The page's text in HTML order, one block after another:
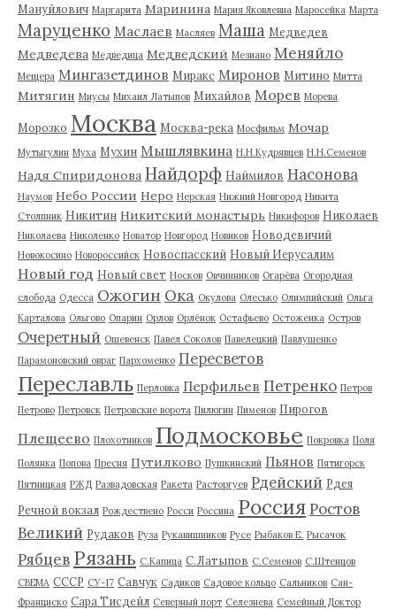
Мануйлович Маргарита Маринина Мария Яковлевна Маросейка Марта
Маруценко Маслаев Масляев Маша Медведев
Медведева Медведица Медведский Мезиано Меняйло
Мещера Мингазетдинов Миракс Миронов Митино Митта
Митягин Миусы Михаил Латыпов Михайлов Морев Морева
Морозко Москва Москва-река Мосфильм Мочар
Мутыгулин Муха Мухин Мышлявкина Н.Н.Кудрявцев Н.Н.Семенов
Надя Спиридонова Найдорф Наймилов Насонова
Наумов Небо России Неро Нерская Нижний Новгород Никита
Столпник Никитин Никитский монастырь Никифоров Николаев
Николаева Николенко Новатор Новгород Новиков Новодевичий
Новокосино Новороссийск Новоспасский Новый Иерусалим
Новый год Новый свет Носков Овчинников Огарёва Огородная
слобода Одесса Ожогин Ока Окулова Олесько Олимпийский Ольга
Карталова Ольгово Опарин Орлов Орлёнок Остафьево Остоженка Остров
Очеретный Ошевенск Павел Соколов Павелецкий Павлушенко
Парамоновский овраг Пархоменко Пересветов
Переславль Перловка Перфильев Петренко Петров
Петрово Петровск Петровские ворота Пилюгин Пименов Пирогов
Плещеево Плохотников Подмосковье Покровка Поля
Полянка Попова Пресня Путилково Пушкинский Пьянов Пятигорск
Пятницкая РЖД Развадовская Ракета Расторгуев Рдейский Рдея
Речной вокзал Рождествено Росси Россина Россия Ростов
Великий Рудаков Руза Рукавишников Русе Рыбаков Е. Рысачок
Рябцев Рязань С.Капица С.Латыпов С.Семенов С.Штенцов
СВЕМА СССР СУ-17 Савчук Садиков Садовое кольцо Сальников Сан-
Франциско Сара Тисдейл Северный порт Селезнева Семейный Доктор